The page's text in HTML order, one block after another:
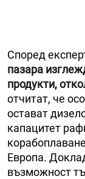
Според
пазара
продукти,
отчитат, че
остават
капацитет
Европа.
възможност